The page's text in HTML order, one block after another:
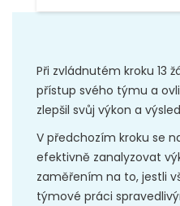
Při zvládnutém kroku 13
přístup svého týmu a
zlepšil svůj výkon a
V předchozím kroku se
efektivně zanalyzovat
zaměřením na to, jestli
týmové práci